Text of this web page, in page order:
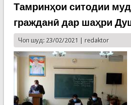
Мусаллаҳ
Тамринҳои ситодии
гражданӣ дар шаҳри
Чоп шуд: 23/02/2021 | redaktor